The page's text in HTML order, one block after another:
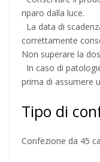
riparo dalla luce.
La data di
correttamente
Non superare la
In caso di
prima di assumere
Tipo di
Confezione da 45